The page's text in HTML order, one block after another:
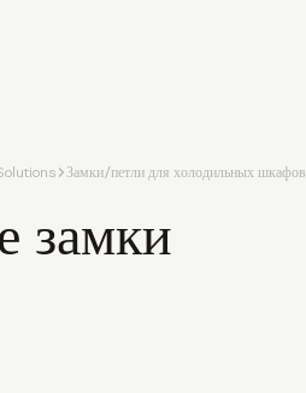
Замки/петли для холодильных шкафов
замки